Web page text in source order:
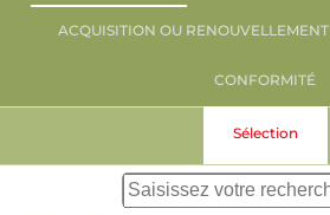
ACQUISITION OU RENOUVELLEMENT
CONFORMITÉ
Sélection